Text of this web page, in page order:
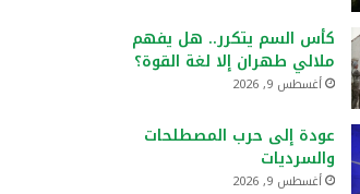
كأس السم يتكرر.. هل يفهم
ملالي طهران إلا لغة القوة؟
أغسطس 9, 2026
عودة إلى حرب المصطلحات
والسرديات
أغسطس 9, 2026